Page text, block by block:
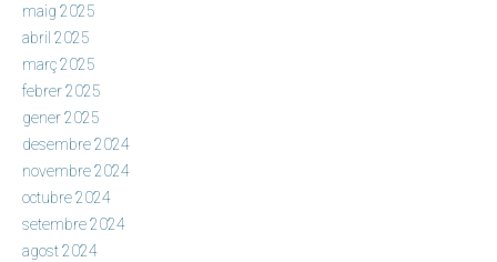
maig 2025
abril 2025
març 2025
febrer 2025
gener 2025
desembre 2024
novembre 2024
octubre 2024
setembre 2024
agost 2024